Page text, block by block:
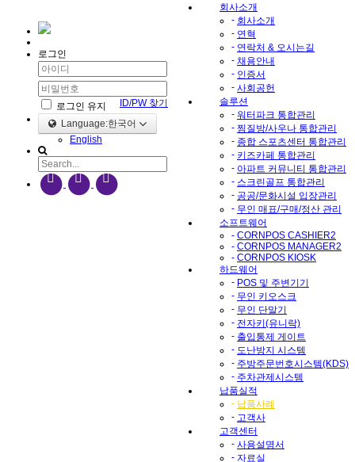
회사소개
- 회사소개
- 연혁
- 연락처 & 오시는길
- 채용안내
- 인증서
- 사회공헌
솔루션
- 워터파크 통합관리
- 찜질방/사우나 통합관리
- 종합 스포츠센터 통합관리
- 키즈카페 통합관리
- 아파트 커뮤니티 통합관리
- 스크린골프 통합관리
- 공공/문화시설 입장관리
- 무인 매표/구매/정산 관리
소프트웨어
- CORNPOS CASHIER2
- CORNPOS MANAGER2
- CORNPOS KIOSK
하드웨어
- POS 및 주변기기
- 무인 키오스크
- 무인 단말기
- 전자키(유니락)
- 출입통제 게이트
- 도난방지 시스템
- 주방주문번호시스템(KDS)
- 주차관제시스템
납품실적
- 납품사례
- 고객사
고객센터
- 사용설명서
- 자료실
로그인
로그인 유지 ID/PW 찾기
Language:한국어
English